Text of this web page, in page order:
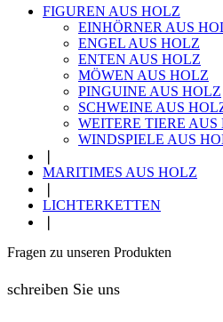
FIGUREN AUS HOLZ
EINHÖRNER AUS
ENGEL AUS HOLZ
ENTEN AUS HOLZ
MÖWEN AUS HOLZ
PINGUINE AUS HOLZ
SCHWEINE AUS
WEITERE TIERE AUS
WINDSPIELE AUS
MARITIMES AUS HOLZ
LICHTERKETTEN
Fragen zu unseren Produkten
schreiben Sie uns